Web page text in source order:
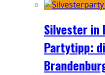
Silvester in
Partytipp: